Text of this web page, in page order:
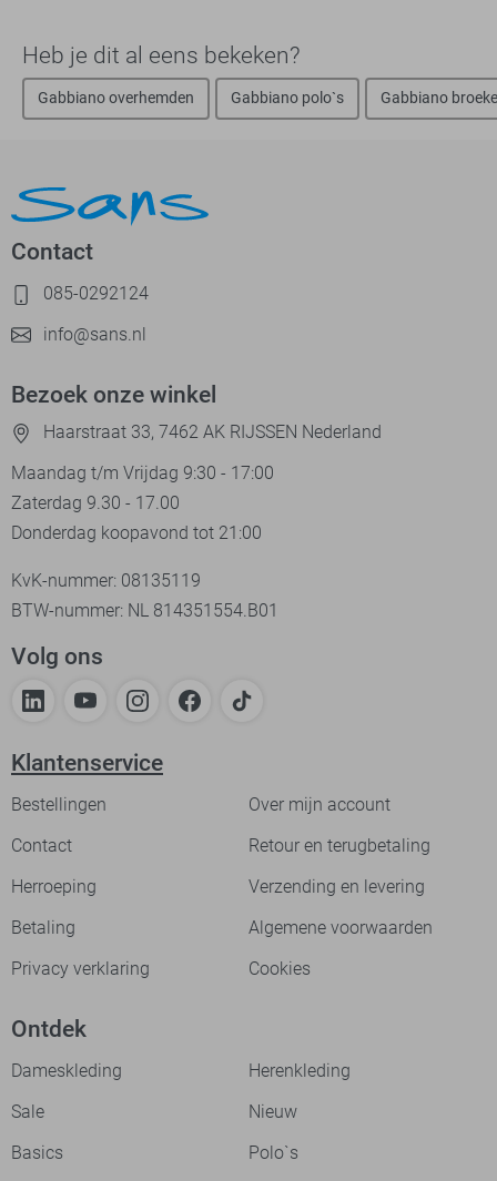
Heb je dit al eens bekeken?
Gabbiano overhemden Gabbiano polo`s Gabbiano
Contact
085-0292124
info@sans.nl
Bezoek onze winkel
Haarstraat 33, 7462 AK RIJSSEN Nederland
Maandag t/m Vrijdag 9:30 - 17:00
Zaterdag 9.30 - 17.00
Donderdag koopavond tot 21:00
KvK-nummer: 08135119
BTW-nummer: NL 814351554.B01
Volg ons
Klantenservice
Bestellingen
Over mijn account
Contact
Retour en terugbetaling
Herroeping
Verzending en levering
Betaling
Algemene voorwaarden
Privacy verklaring
Cookies
Ontdek
Dameskleding
Herenkleding
Sale
Nieuw
Basics
Polo`s